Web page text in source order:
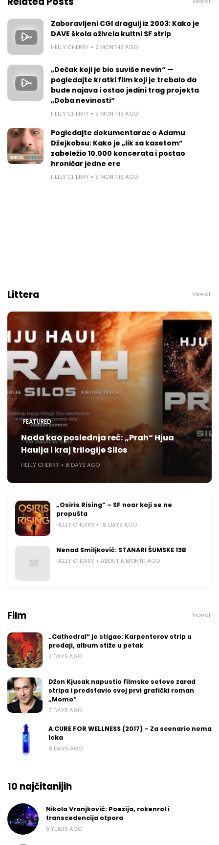
Zaboravljeni CGI dragulj iz 2003: Kako je
DAVE škola oživela kultni SF strip
HELLY CHERRY 2 MONTHS AGO
„Dečak koji je bio suviše nevin“ —
pogledajte kratki film koji je trebalo da
bude najava i ostao jedini trag projekta
„Doba nevinosti“
HELLY CHERRY 3 MONTHS AGO
Pogledajte dokumentarac o Adamu
Džejkobsu: Kako je „lik sa kasetom“
zabeležio 10.000 koncerata i postao
hroničar jedne ere
HELLY CHERRY 3 MONTHS AGO
Littera View all
FEATURED
Nada kao poslednja reč: „Prah“ Hjua
Hauija i kraj trilogije Silos
HELLY CHERRY 8 DAYS AGO
„Osiris Rising“ – SF noar koji se ne
propušta
HELLY CHERRY 18 DAYS AGO
Nenad Smiljković: STANARI ŠUMSKE 13B
HELLY CHERRY ABOUT A MONTH AGO
Film View all
„Cathedral“ je stigao: Karpenterov strip u
prodaji, album stiže u petak
2 DAYS AGO
Džon Kjusak napustio filmske setove zarad
stripa i predstavio svoj prvi grafički roman
„Momo“
3 DAYS AGO
A CURE FOR WELLNESS (2017) – Za scenario nema
leka
8 DAYS AGO
10 najčitanijih
Nikola Vranjković: Poezija, rokenrol i
transcedencija otpora
3 YEARS AGO